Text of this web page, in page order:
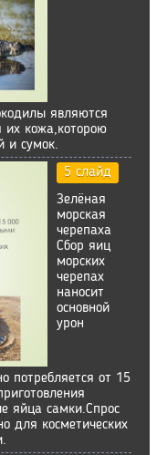
являются
их кожа,которою
и сумок.
5 слайд
Зелёная
морская
черепаха
Сбор яиц
морских
черепах
наносит
основной
урон
потребляется от 15
яйца самки.Спрос
для косметических